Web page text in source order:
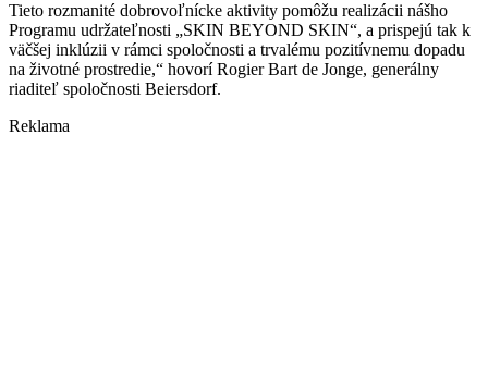
Tieto rozmanité dobrovoľnícke aktivity pomôžu realizácii nášho
Programu udržateľnosti „SKIN BEYOND SKIN“, a prispejú tak k
väčšej inklúzii v rámci spoločnosti a trvalému pozitívnemu dopadu
na životné prostredie,“ hovorí Rogier Bart de Jonge, generálny
riaditeľ spoločnosti Beiersdorf.
Reklama